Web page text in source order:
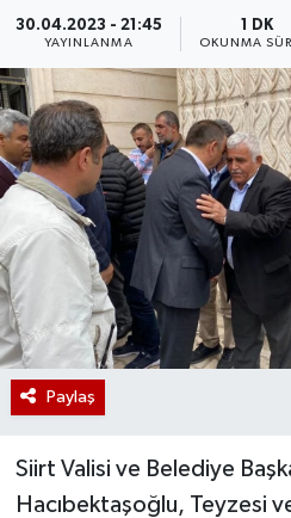
30.04.2023 - 21:45
YAYINLANMA
1 DK
OKUNMA
Paylaş
Siirt Valisi ve Belediye
Hacıbektaşoğlu, Teyzesi